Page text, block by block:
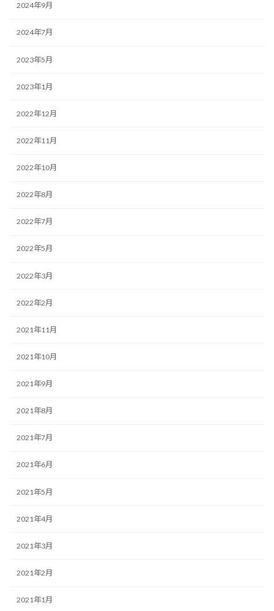
2024年9月
2024年7月
2023年5月
2023年1月
2022年12月
2022年11月
2022年10月
2022年8月
2022年7月
2022年5月
2022年3月
2022年2月
2021年11月
2021年10月
2021年9月
2021年8月
2021年7月
2021年6月
2021年5月
2021年4月
2021年3月
2021年2月
2021年1月